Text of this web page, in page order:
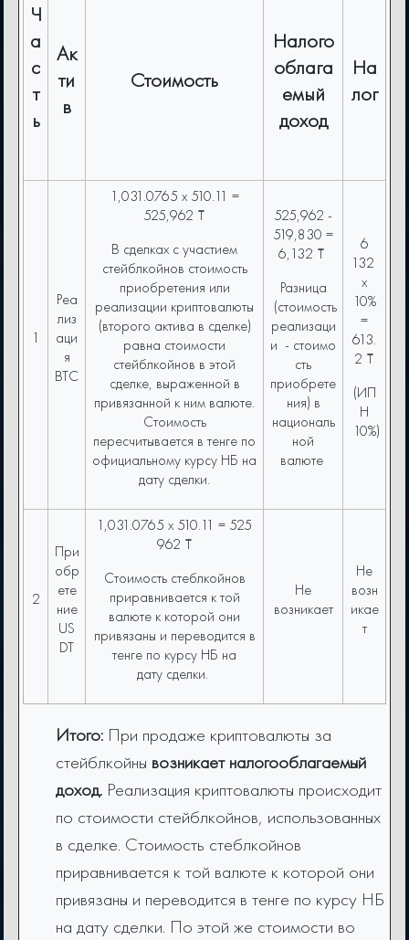
Ч
а
с
т
ь
Ак
ти
в
Стоимость
Налого
облага
емый
доход
На
лог
1
Реа
лиз
аци
я
BTC
1,031.0765 x 510.11 =
525,962 ₸
В сделках с участием
стейблкойнов стоимость
приобретения или
реализации криптовалюты
(второго актива в сделке)
равна стоимости
стейблкойнов в этой
сделке, выраженной в
привязанной к ним валюте.
Стоимость
пересчитывается в тенге по
официальному курсу НБ на
дату сделки.
525,962 -
519,830 =
6,132 ₸
Разница
(cтоимость
реализаци
и - стоимо
сть
приобрете
ния) в
националь
ной
валюте
6
132
x
10%
=
613.
2 ₸
(ИП
Н
10%)
2
При
обр
ете
ние
US
DT
1,031.0765 x 510.11 = 525
962 ₸
Стоимость cтеблкойнов
приравнивается к той
валюте к которой они
привязаны и переводится в
тенге по курсу НБ на
дату сделки.
Не
возникает
Не
возн
икае
т
Итого: При продаже криптовалюты за
стейблкойны возникает налогооблагаемый
доход. Реализация криптовалюты происходит
по стоимости стейблкойнов, использованных
в сделке. Стоимость cтеблкойнов
приравнивается к той валюте к которой они
привязаны и переводится в тенге по курсу НБ
на дату сделки. По этой же стоимости во